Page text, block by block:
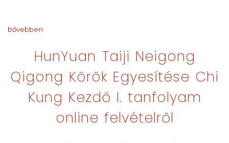
bővebben
HunYuan Taiji Neigong
Qigong Körök Egyesítése Chi
Kung Kezdő I. tanfolyam
online felvételről